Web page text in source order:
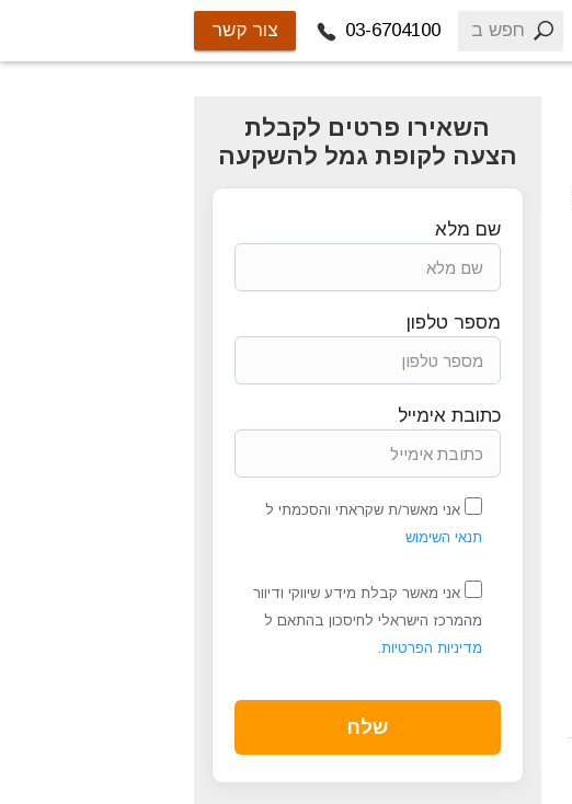
חפש 03-6704100 צור קשר
השאירו פרטים לקבלת
הצעה לקופת גמל להשקעה
שם מלא
מספר טלפון
כתובת אימייל
אני מאשר/ת שקראתי והסכמתי ל
תנאי השימוש
אני מאשר קבלת מידע שיווקי ודיוור
מהמרכז הישראלי לחיסכון בהתאם ל
מדיניות הפרטיות.